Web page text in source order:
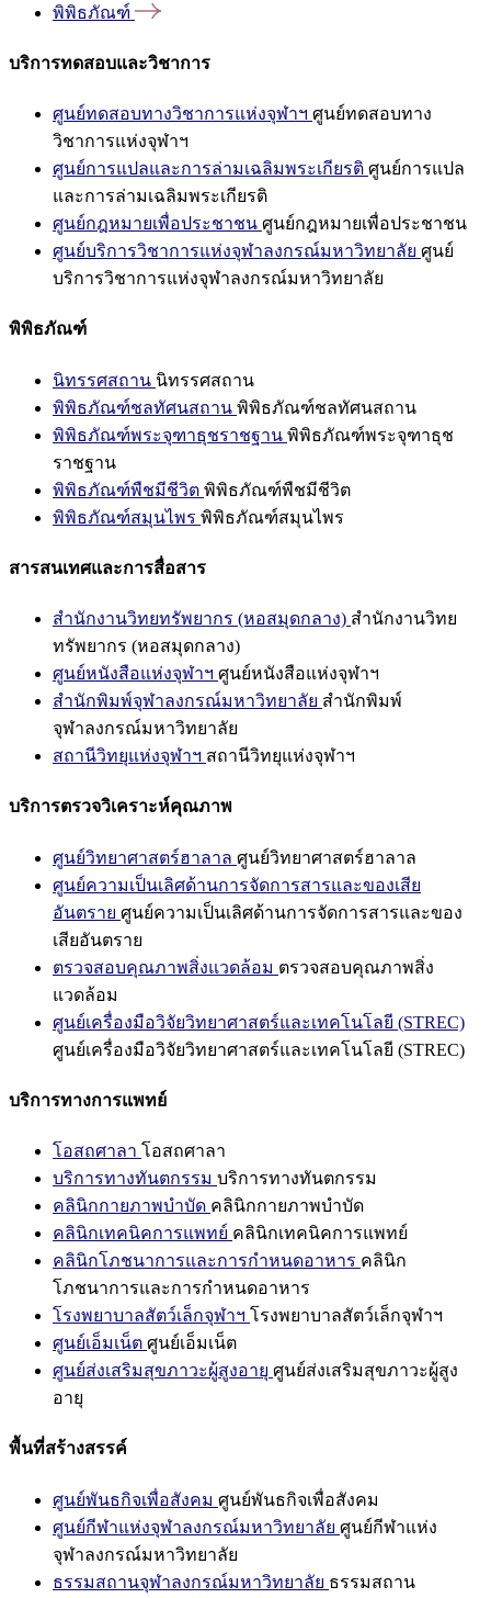
พิพิธภัณฑ์
บริการทดสอบและวิชาการ
ศูนย์ทดสอบทางวิชาการแห่งจุฬาฯ ศูนย์ทดสอบทาง
วิชาการแห่งจุฬาฯ
ศูนย์การแปลและการล่ามเฉลิมพระเกียรติ ศูนย์การแปล
และการล่ามเฉลิมพระเกียรติ
ศูนย์กฎหมายเพื่อประชาชน ศูนย์กฎหมายเพื่อประชาชน
ศูนย์บริการวิชาการแห่งจุฬาลงกรณ์มหาวิทยาลัย ศูนย์
บริการวิชาการแห่งจุฬาลงกรณ์มหาวิทยาลัย
พิพิธภัณฑ์
นิทรรศสถาน นิทรรศสถาน
พิพิธภัณฑ์ชลทัศนสถาน พิพิธภัณฑ์ชลทัศนสถาน
พิพิธภัณฑ์พระจุฑาธุชราชฐาน พิพิธภัณฑ์พระจุฑาธุช
ราชฐาน
พิพิธภัณฑ์พืชมีชีวิต พิพิธภัณฑ์พืชมีชีวิต
พิพิธภัณฑ์สมุนไพร พิพิธภัณฑ์สมุนไพร
สารสนเทศและการสื่อสาร
สำนักงานวิทยทรัพยากร (หอสมุดกลาง) สำนักงานวิทย
ทรัพยากร (หอสมุดกลาง)
ศูนย์หนังสือแห่งจุฬาฯ ศูนย์หนังสือแห่งจุฬาฯ
สำนักพิมพ์จุฬาลงกรณ์มหาวิทยาลัย สำนักพิมพ์
จุฬาลงกรณ์มหาวิทยาลัย
สถานีวิทยุแห่งจุฬาฯ สถานีวิทยุแห่งจุฬาฯ
บริการตรวจวิเคราะห์คุณภาพ
ศูนย์วิทยาศาสตร์ฮาลาล ศูนย์วิทยาศาสตร์ฮาลาล
ศูนย์ความเป็นเลิศด้านการจัดการสารและของเสีย
อันตราย ศูนย์ความเป็นเลิศด้านการจัดการสารและของ
เสียอันตราย
ตรวจสอบคุณภาพสิ่งแวดล้อม ตรวจสอบคุณภาพสิ่ง
แวดล้อม
ศูนย์เครื่องมือวิจัยวิทยาศาสตร์และเทคโนโลยี (STREC)
ศูนย์เครื่องมือวิจัยวิทยาศาสตร์และเทคโนโลยี (STREC)
บริการทางการแพทย์
โอสถศาลา โอสถศาลา
บริการทางทันตกรรม บริการทางทันตกรรม
คลินิกกายภาพบำบัด คลินิกกายภาพบำบัด
คลินิกเทคนิคการแพทย์ คลินิกเทคนิคการแพทย์
คลินิกโภชนาการและการกำหนดอาหาร คลินิก
โภชนาการและการกำหนดอาหาร
โรงพยาบาลสัตว์เล็กจุฬาฯ โรงพยาบาลสัตว์เล็กจุฬาฯ
ศูนย์เอ็มเน็ต ศูนย์เอ็มเน็ต
ศูนย์ส่งเสริมสุขภาวะผู้สูงอายุ ศูนย์ส่งเสริมสุขภาวะผู้สูง
อายุ
พื้นที่สร้างสรรค์
ศูนย์พันธกิจเพื่อสังคม ศูนย์พันธกิจเพื่อสังคม
ศูนย์กีฬาแห่งจุฬาลงกรณ์มหาวิทยาลัย ศูนย์กีฬาแห่ง
จุฬาลงกรณ์มหาวิทยาลัย
ธรรมสถานจุฬาลงกรณ์มหาวิทยาลัย ธรรมสถาน